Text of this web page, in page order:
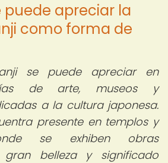
puede apreciar la
como forma de
se puede apreciar en
de arte, museos y
a la cultura japonesa.
presente en templos y
se exhiben obras
belleza y significado